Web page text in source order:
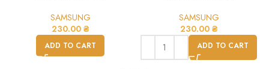
SAMSUNG
230.00 ₴
ADD TO CART
SAMSUNG
230.00 ₴
ADD TO CART